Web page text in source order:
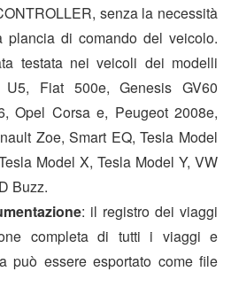
senza la necessità
plancia di comando del veicolo.
testata nei veicoli dei modelli
U5, Fiat 500e, Genesis GV60
Opel Corsa e, Peugeot 2008e,
Zoe, Smart EQ, Tesla Model
Model X, Tesla Model Y, VW
Buzz.
: il registro dei viaggi
completa di tutti i viaggi e
può essere esportato come file